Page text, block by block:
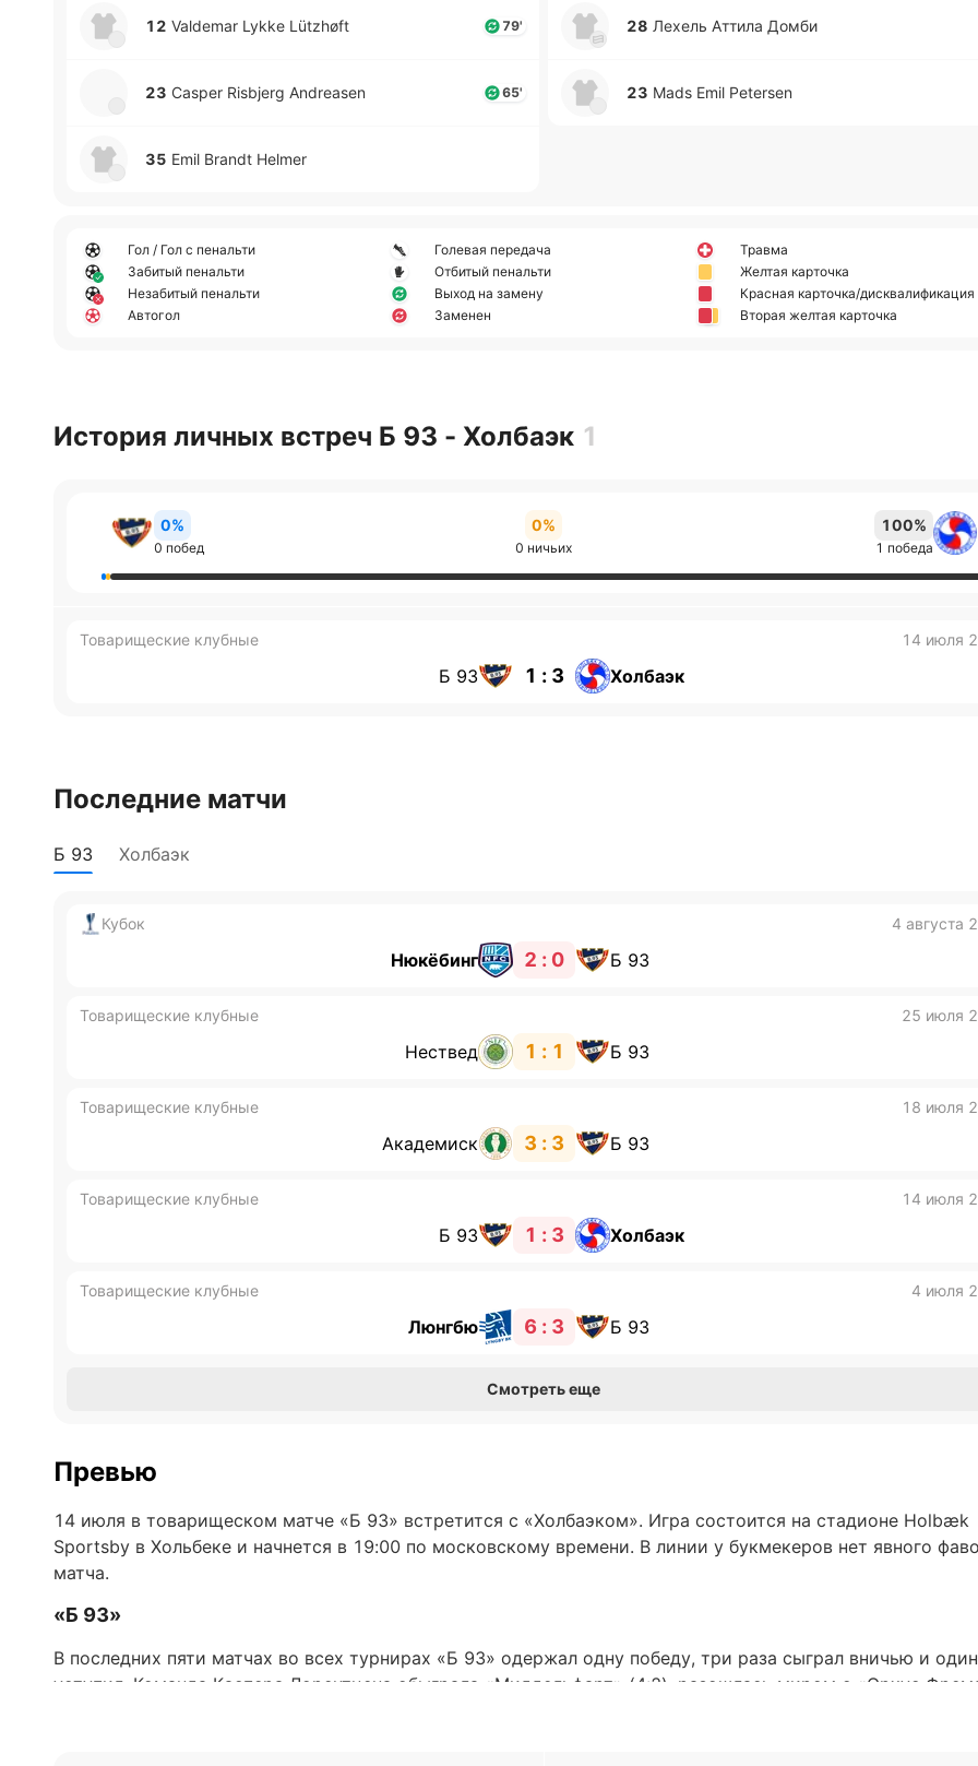
12 Valdemar Lykke Lützhøft 79'
23 Casper Risbjerg Andreasen 65'
35 Emil Brandt Helmer
28 Лехель Аттила Домби
23 Mads Emil Petersen
Гол / Гол с пенальти
Забитый пенальти
Незабитый пенальти
Автогол
Голевая передача
Отбитый пенальти
Выход на замену
Заменен
Травма
Желтая карточка
Красная карточка/дисквалификация
Вторая желтая карточка
История личных встреч Б 93 - Холбаэк 1
0%
0 побед
0%
0 ничьих
100%
1 победа
Товарищеские клубные 14 июля
Б 93 1 : 3 Холбаэк
Последние матчи
Б 93 Холбаэк
Кубок 4 августа
Нюкёбинг 2 : 0 Б 93
Товарищеские клубные 25 июля
Нествед 1 : 1 Б 93
Товарищеские клубные 18 июля
Академиск 3 : 3 Б 93
Товарищеские клубные 14 июля
Б 93 1 : 3 Холбаэк
Товарищеские клубные 4 июля
Люнгбю 6 : 3 Б 93
Смотреть еще
Превью
14 июля в товарищеском матче «Б 93» встретится с «Холбаэком». Игра состоится на стадионе Holbæk
Sportsby в Хольбеке и начнется в 19:00 по московскому времени. В линии у букмекеров нет явного
матча.
«Б 93»
В последних пяти матчах во всех турнирах «Б 93» одержал одну победу, три раза сыграл вничью и
уступил. Команда Каспера Лорентцена обыграла «Миддельфарт» (4:2), разошлась миром с «Орхус